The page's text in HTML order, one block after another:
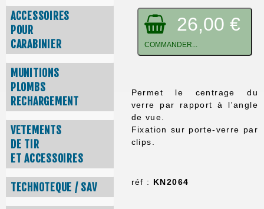
ACCESSOIRES
POUR
CARABINIER
MUNITIONS
PLOMBS
RECHARGEMENT
VETEMENTS
DE TIR
ET ACCESSOIRES
TECHNOTEQUE / SAV
26,00 €
COMMANDER...
Permet le centrage du
verre par rapport à l'angle
de vue.
Fixation sur porte-verre par
clips.
réf : KN2064